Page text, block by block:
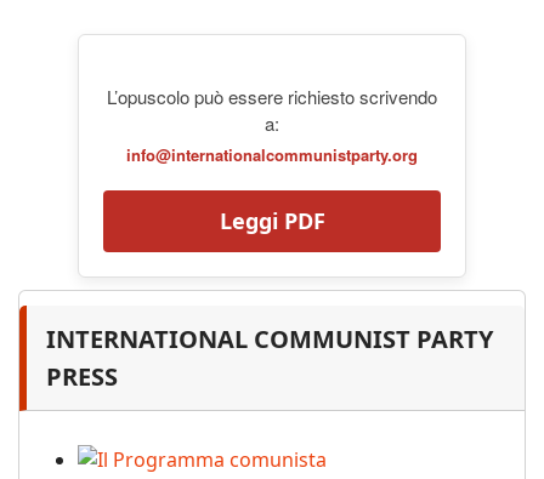
L’opuscolo può essere richiesto scrivendo
a:
info@internationalcommunistparty.org
Leggi PDF
INTERNATIONAL COMMUNIST PARTY
PRESS